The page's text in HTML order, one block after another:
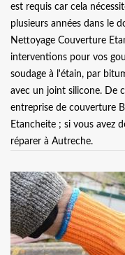
est requis car cela
plusieurs années dans le
Nettoyage Couverture
interventions pour vos
soudage à l'étain, par
avec un joint silicone. De
entreprise de couverture
Etancheite ; si vous avez
réparer à Autreche.